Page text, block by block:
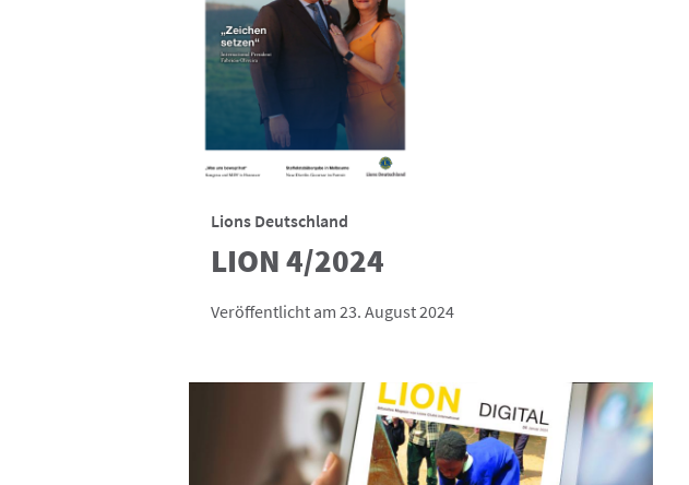
Lions Deutschland
LION 4/2024
Veröffentlicht am 23. August 2024